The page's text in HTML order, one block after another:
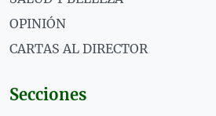
OPINIÓN
CARTAS AL DIRECTOR
Secciones